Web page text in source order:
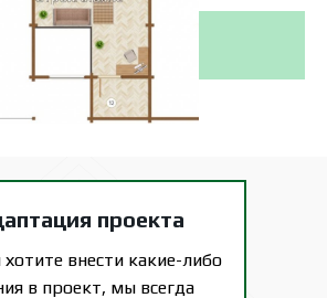
внести какие-либо
в проект, мы всегда
проекта